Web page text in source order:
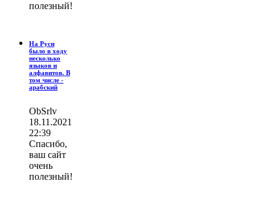
полезный!
На Руси
было в ходу
несколько
языков и
алфавитов. В
том числе -
арабский
ОbSrlv
18.11.2021
22:39
Спасибо,
ваш сайт
очень
полезный!